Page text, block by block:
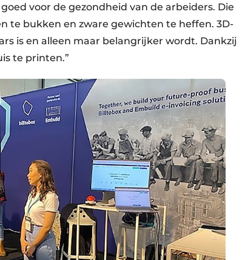
voor de gezondheid van de arbeiders. Die
te bukken en zware gewichten te heffen. 3D-
is en alleen maar belangrijker wordt. Dankzij
te printen.”